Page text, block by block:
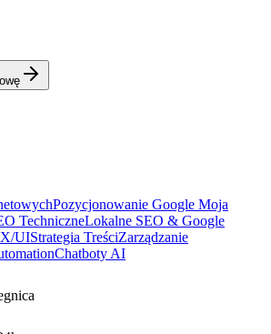
Pozycjonowanie Google Moja
TechniczneLokalne SEO & Google
UIStrategia TreściZarządzanie
Chatboty AI